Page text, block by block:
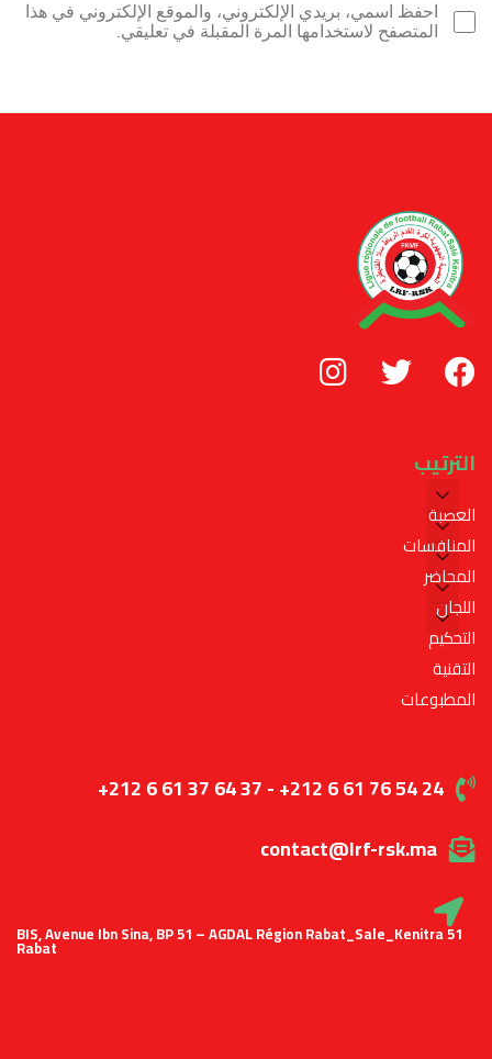
احفظ اسمي، بريدي الإلكتروني، والموقع الإلكتروني في هذا
المتصفح لاستخدامها المرة المقبلة في تعليقي.
الترتيب
العصبة
المنافسات
المحاضر
اللجان
التحكيم
التقنية
المطبوعات
+212 6 61 37 64 37 - +212 6 61 76 54 24
contact@lrf-rsk.ma
51 BIS, Avenue Ibn Sina, BP 51 – AGDAL Région Rabat_Sale_Kenitra
Rabat